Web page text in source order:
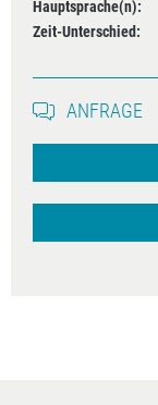
Hauptsprache(n):
Zeit-Unterschied:
ANFRAGE